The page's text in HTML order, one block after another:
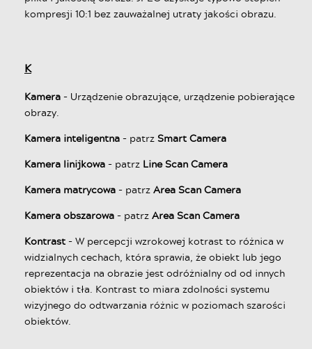
kompresji 10:1 bez zauważalnej utraty jakości obrazu.
K
Kamera- Urządzenie obrazujące, urządzenie pobierające
obrazy.
Kamera inteligentna- patrzSmart Camera
Kamera linijkowa- patrz Line Scan Camera
Kamera matrycowa- patrzArea Scan Camera
Kamera obszarowa- patrzArea Scan Camera
Kontrast- W percepcji wzrokowej kotrast to różnica w
widzialnych cechach, która sprawia, że obiekt lub jego
reprezentacja na obrazie jest odróżnialny od od innych
obiektów i tła. Kontrast to miara zdolności systemu
wizyjnego do odtwarzania różnic w poziomach szarości
obiektów.